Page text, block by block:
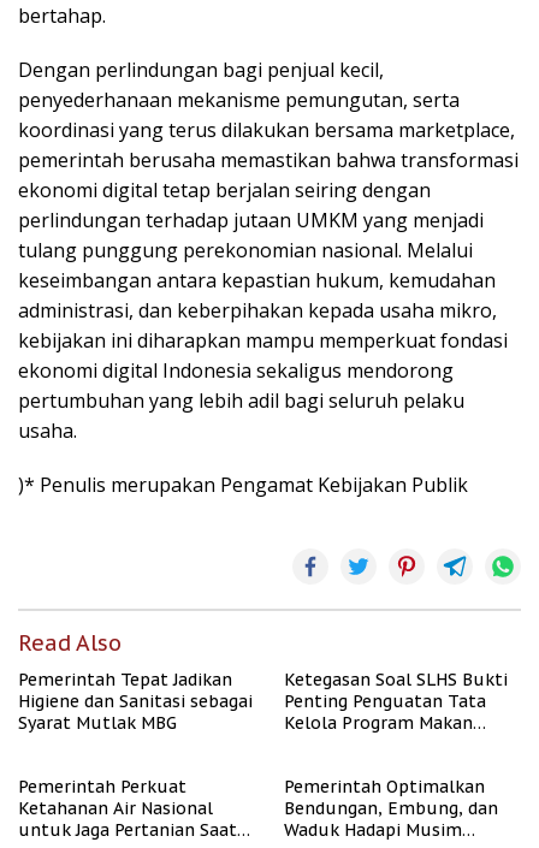
bertahap.
Dengan perlindungan bagi penjual kecil,
penyederhanaan mekanisme pemungutan, serta
koordinasi yang terus dilakukan bersama marketplace,
pemerintah berusaha memastikan bahwa transformasi
ekonomi digital tetap berjalan seiring dengan
perlindungan terhadap jutaan UMKM yang menjadi
tulang punggung perekonomian nasional. Melalui
keseimbangan antara kepastian hukum, kemudahan
administrasi, dan keberpihakan kepada usaha mikro,
kebijakan ini diharapkan mampu memperkuat fondasi
ekonomi digital Indonesia sekaligus mendorong
pertumbuhan yang lebih adil bagi seluruh pelaku
usaha.
)* Penulis merupakan Pengamat Kebijakan Publik
Read Also
Pemerintah Tepat Jadikan
Higiene dan Sanitasi sebagai
Syarat Mutlak MBG
Ketegasan Soal SLHS Bukti
Penting Penguatan Tata
Kelola Program Makan
Pemerintah Perkuat
Ketahanan Air Nasional
untuk Jaga Pertanian Saat
Pemerintah Optimalkan
Bendungan, Embung, dan
Waduk Hadapi Musim